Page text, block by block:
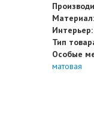
Материал:
Интерьер:
Тип
Особые
матовая